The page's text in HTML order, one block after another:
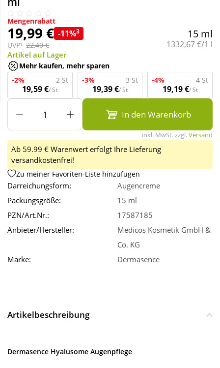
Sanitätshaus
Sport & Fitness
Tierbedarf
Wellness
Mengenrabatt
19,99 € -11%3
UVP¹ 22,40 €
15 ml
Grundpreis:
1332,67 €/1 l
Artikel auf Lager
Mehr kaufen, mehr sparen
-2%
2 St
19,59 €/ St
-3% 3 St
19,39 €/ St
-4% 4 St
19,19 €/ St
In den Warenkorb
inkl. MwSt. zzgl.Versand
Ab 59.99 € Warenwert erfolgt Ihre Lieferung
versandkostenfrei!
Zu meiner Favoriten-Liste hinzufügen
Darreichungsform:
Augencreme
Packungsgröße:
15 ml
PZN/Art.Nr.:
17587185
Anbieter/Hersteller:
Medicos Kosmetik GmbH &
Co. KG
Marke:
Dermasence
Artikelbeschreibung
Dermasence Hyalusome Augenpflege